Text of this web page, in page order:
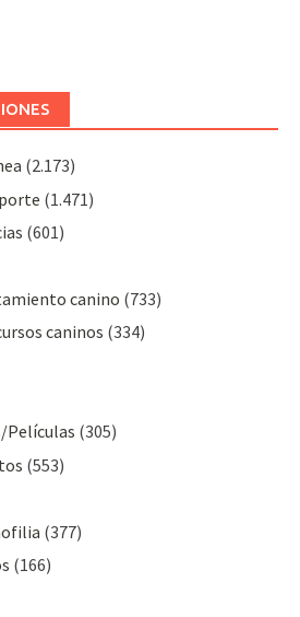
(2.173)
(1.471)
(601)
canino (733)
caninos (334)
(305)
(553)
(377)
(166)